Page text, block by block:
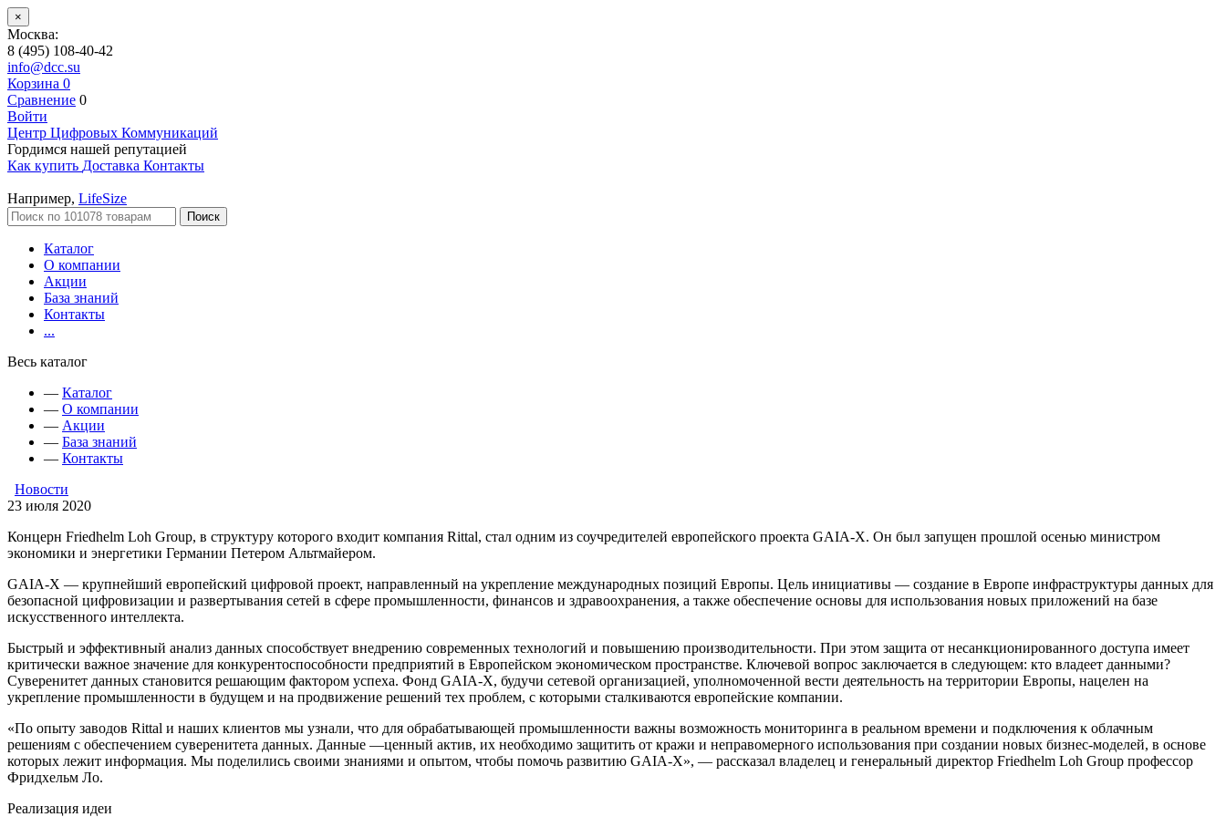
×
Москва:
8 (495) 108-40-42
info@dcc.su
Корзина 0
Сравнение 0
Войти
Центр Цифровых Коммуникаций
Гордимся нашей репутацией
Как купить Доставка Контакты
Например, LifeSize
Поиск
Каталог
О компании
Акции
База знаний
Контакты
...
Весь каталог
— Каталог
— О компании
— Акции
— База знаний
— Контакты
Новости
23 июля 2020
Концерн Friedhelm Loh Group, в структуру которого входит компания Rittal, стал одним из соучредителей европейского проекта GAIA-X. Он был запущен прошлой осенью министром
экономики и энергетики Германии Петером Альтмайером.
GAIA-X — крупнейший европейский цифровой проект, направленный на укрепление международных позиций Европы. Цель инициативы — создание в Европе инфраструктуры данных для
безопасной цифровизации и развертывания сетей в сфере промышленности, финансов и здравоохранения, а также обеспечение основы для использования новых приложений на базе
искусственного интеллекта.
Быстрый и эффективный анализ данных способствует внедрению современных технологий и повышению производительности. При этом защита от несанкционированного доступа имеет
критически важное значение для конкурентоспособности предприятий в Европейском экономическом пространстве. Ключевой вопрос заключается в следующем: кто владеет данными?
Суверенитет данных становится решающим фактором успеха. Фонд GAIA-X, будучи сетевой организацией, уполномоченной вести деятельность на территории Европы, нацелен на
укрепление промышленности в будущем и на продвижение решений тех проблем, с которыми сталкиваются европейские компании.
«По опыту заводов Rittal и наших клиентов мы узнали, что для обрабатывающей промышленности важны возможность мониторинга в реальном времени и подключения к облачным
решениям с обеспечением суверенитета данных. Данные —ценный актив, их необходимо защитить от кражи и неправомерного использования при создании новых бизнес-моделей, в основе
которых лежит информация. Мы поделились своими знаниями и опытом, чтобы помочь развитию GAIA-X», — рассказал владелец и генеральный директор Friedhelm Loh Group профессор
Фридхельм Ло.
Реализация идеи